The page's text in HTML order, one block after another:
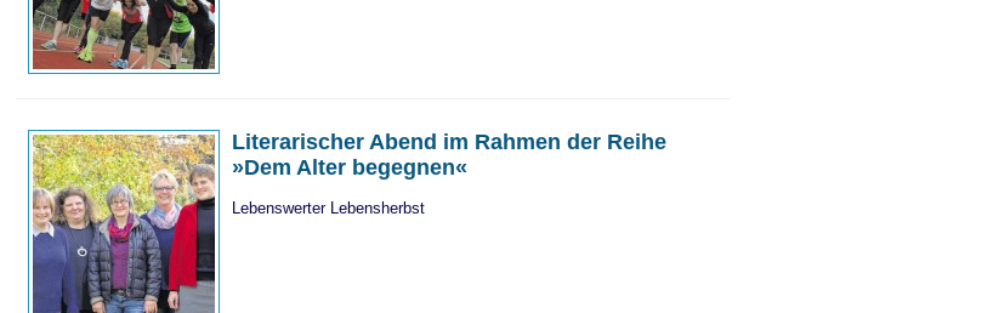
Literarischer Abend im Rahmen der Reihe
»Dem Alter begegnen«
Lebenswerter Lebensherbst